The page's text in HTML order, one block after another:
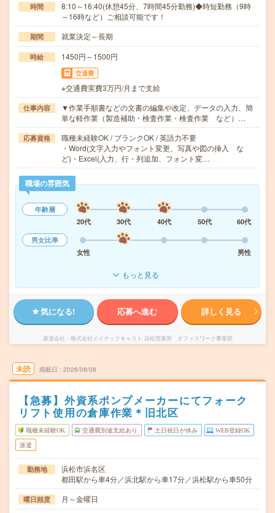
時間
8:10～16:40(休憩45分、7時間45分勤務)◆時短勤務（9時
～16時など）ご相談可能です！
期間 就業決定～長期
時給 1450円～1500円
交通費
※交通費実費3万円/月まで支給
仕事内容
▼作業手順書などの文書の編集や改定、データの入力、簡
単な軽作業（製造補助・検査作業・検査作業 など）…
応募資格
職種未経験OK / ブランクOK / 英語力不要
・Word(文字入力やフォント変更、写真や図の挿入 な
ど)・Excel(入力、行・列追加、フォント変…
職場の雰囲気
年齢層
20代
30代 40代 50代
60代
男女比率
女性
男性
もっと見る
気になる! 応募へ進む 詳しく見る
派遣会社 株式会社メイテックキャスト 浜松営業所 オフィスワーク事業部
未読 掲載日 2026/08/08
【急募】外資系ポンプメーカーにてフォーク
リフト使用の倉庫作業＊旧北区
職種未経験OK 交通費別途支給あり 土日祝日が休み WEB登録OK
派遣
勤務地
浜松市浜名区
都田駅から車4分／浜北駅から車17分／浜松駅から車50分
曜日頻度 月～金曜日